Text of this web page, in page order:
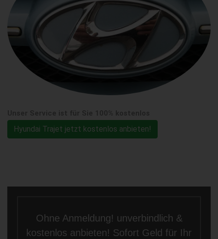
Hyundai Trajet jetzt kostenlos anbieten!
Ohne Anmeldung! unverbindlich &
kostenlos anbieten! Sofort Geld für Ihr